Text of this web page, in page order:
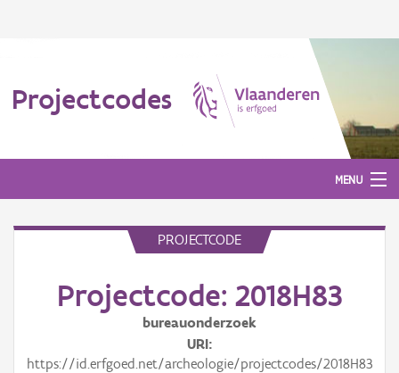
Projectcodes
MENU
PROJECTCODE
Projectcode: 2018H83
bureauonderzoek
URI
https://id.erfgoed.net/archeologie/projectcodes/2018H83